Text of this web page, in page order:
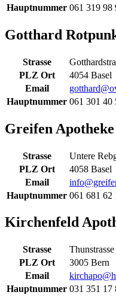
Hauptnummer 061 319 98
Gotthard
Strasse
PLZ Ort
4054 Basel
Email
Hauptnummer 061 301 40
Greifen Apotheke
Strasse
Untere
PLZ Ort
4058 Basel
Email
Hauptnummer 061 681 62
Kirchenfeld
Strasse
PLZ Ort
3005 Bern
Email
Hauptnummer 031 351 17